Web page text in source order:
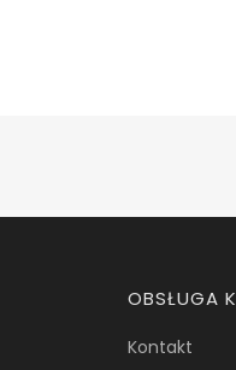
OBSŁUGA
Kontakt